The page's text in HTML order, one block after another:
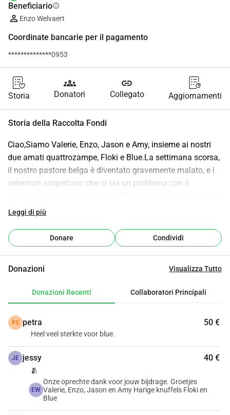
Beneficiarioinfo
Enzo Welvaert
Coordinate bancarie per il pagamento
**************0953
Storia
groups
Donatori
link
Collegato Aggiornamenti
Storia della Raccolta Fondi
Ciao,Siamo Valerie, Enzo, Jason e Amy, insieme ai nostri
due amati quattrozampe, Floki e Blue.La settimana scorsa,
il nostro pastore belga è diventato gravemente malato, e i
veterinari sospettano che ci sia un problema con il
poiché la terapia attuale purtroppo non sta funzionando.
a tutti con un appello caloroso, poiché ogni piccolo
contributo è molto apprezzato.Vi ringraziamo già di cuore
saluti,Valerie, Enzo, Jason e AmyE con affettuosi
Leggi di più
Donare Condividi
Donazioni Visualizza Tutto
Donazioni Recenti Collaboratori Principali
PE petra 50 €
Heel veel sterkte voor blue.
JE jessy 40 €
🫂
EW
Onze oprechte dank voor jouw bijdrage. Groetjes
Valerie, Enzo, Jason en Amy Harige knuffels Floki en
Blue